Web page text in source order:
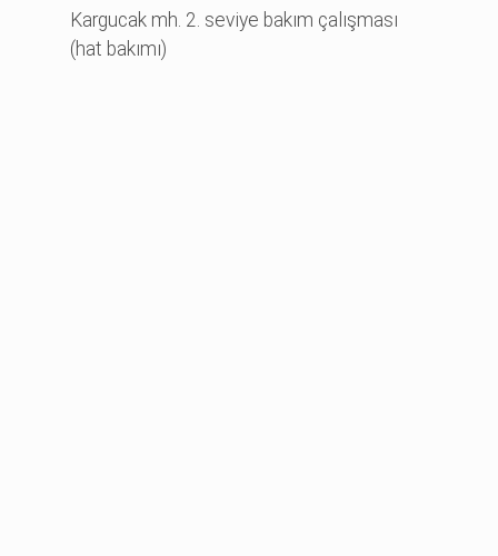
Kargucak mh. 2. sevi̇ye bakım çalışması
(hat bakımı)